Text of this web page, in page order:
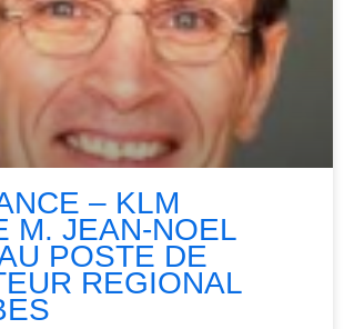
– KLM
M. JEAN-NOEL
POSTE DE
REGIONAL